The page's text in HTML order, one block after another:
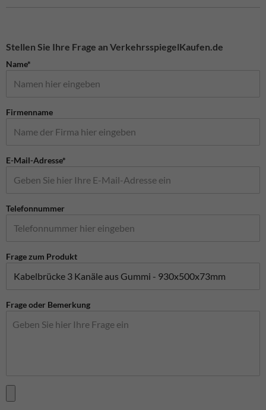
Stellen Sie Ihre Frage an VerkehrsspiegelKaufen.de
Name*
Firmenname
E-Mail-Adresse*
Telefonnummer
Frage zum Produkt
Frage oder Bemerkung